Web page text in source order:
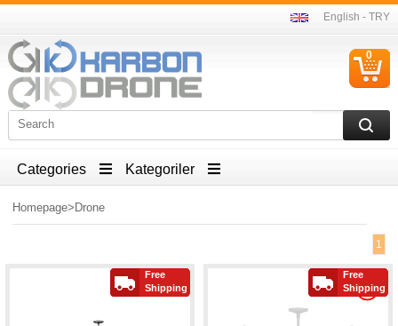
English - TRY
0
Categories Kategoriler
Homepage> Drone
1
Free
Shipping
Free
Shipping